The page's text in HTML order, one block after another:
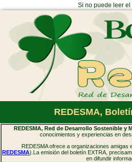
Si no puede leer
REDESMA,
REDESMA, Red de Desarrollo Sostenible y
conocimientos y experiencias en
REDESMA ofrece a organizaciones
REDESMA).La emisión del boletín EXTRA,
en difundir